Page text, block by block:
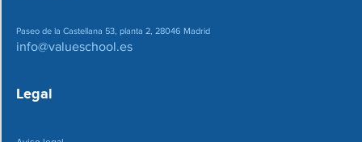
Paseo de la Castellana 53, planta 2, 28046 Madrid
info@valueschool.es
Legal